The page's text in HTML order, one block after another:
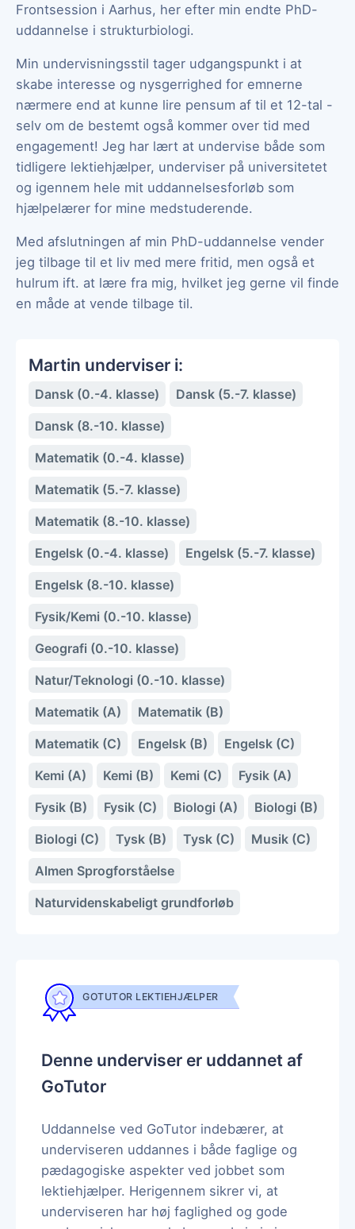
Frontsession i Aarhus, her efter min endte PhD-
uddannelse i strukturbiologi.
Min undervisningsstil tager udgangspunkt i at
skabe interesse og nysgerrighed for emnerne
nærmere end at kunne lire pensum af til et 12-tal -
selv om de bestemt også kommer over tid med
engagement! Jeg har lært at undervise både som
tidligere lektiehjælper, underviser på universitetet
og igennem hele mit uddannelsesforløb som
hjælpelærer for mine medstuderende.
Med afslutningen af min PhD-uddannelse vender
jeg tilbage til et liv med mere fritid, men også et
hulrum ift. at lære fra mig, hvilket jeg gerne vil finde
en måde at vende tilbage til.
Martin underviser i:
Dansk (0.-4. klasse)
Dansk (5.-7. klasse)
Dansk (8.-10. klasse)
Matematik (0.-4. klasse)
Matematik (5.-7. klasse)
Matematik (8.-10. klasse)
Engelsk (0.-4. klasse)
Engelsk (5.-7. klasse)
Engelsk (8.-10. klasse)
Fysik/Kemi (0.-10. klasse)
Geografi (0.-10. klasse)
Natur/Teknologi (0.-10. klasse)
Matematik (A)
Matematik (B)
Matematik (C)
Engelsk (B)
Engelsk (C)
Kemi (A)
Kemi (B) Kemi (C)
Fysik (A)
Fysik (B)
Fysik (C) Biologi (A)
Biologi (B)
Biologi (C)
Tysk (B) Tysk (C)
Musik (C)
Almen Sprogforståelse
Naturvidenskabeligt grundforløb
GOTUTOR LEKTIEHJÆLPER
Denne underviser er uddannet af
GoTutor
Uddannelse ved GoTutor indebærer, at
underviseren uddannes i både faglige og
pædagogiske aspekter ved jobbet som
lektiehjælper. Herigennem sikrer vi, at
underviseren har høj faglighed og gode